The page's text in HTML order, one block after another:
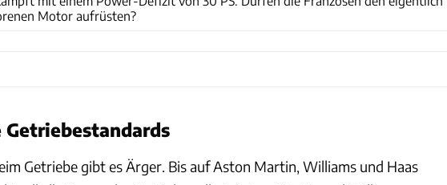
Motor aufrüsten?
Getriebestandards
Getriebe gibt es Ärger. Bis auf Aston Martin, Williams und Haas